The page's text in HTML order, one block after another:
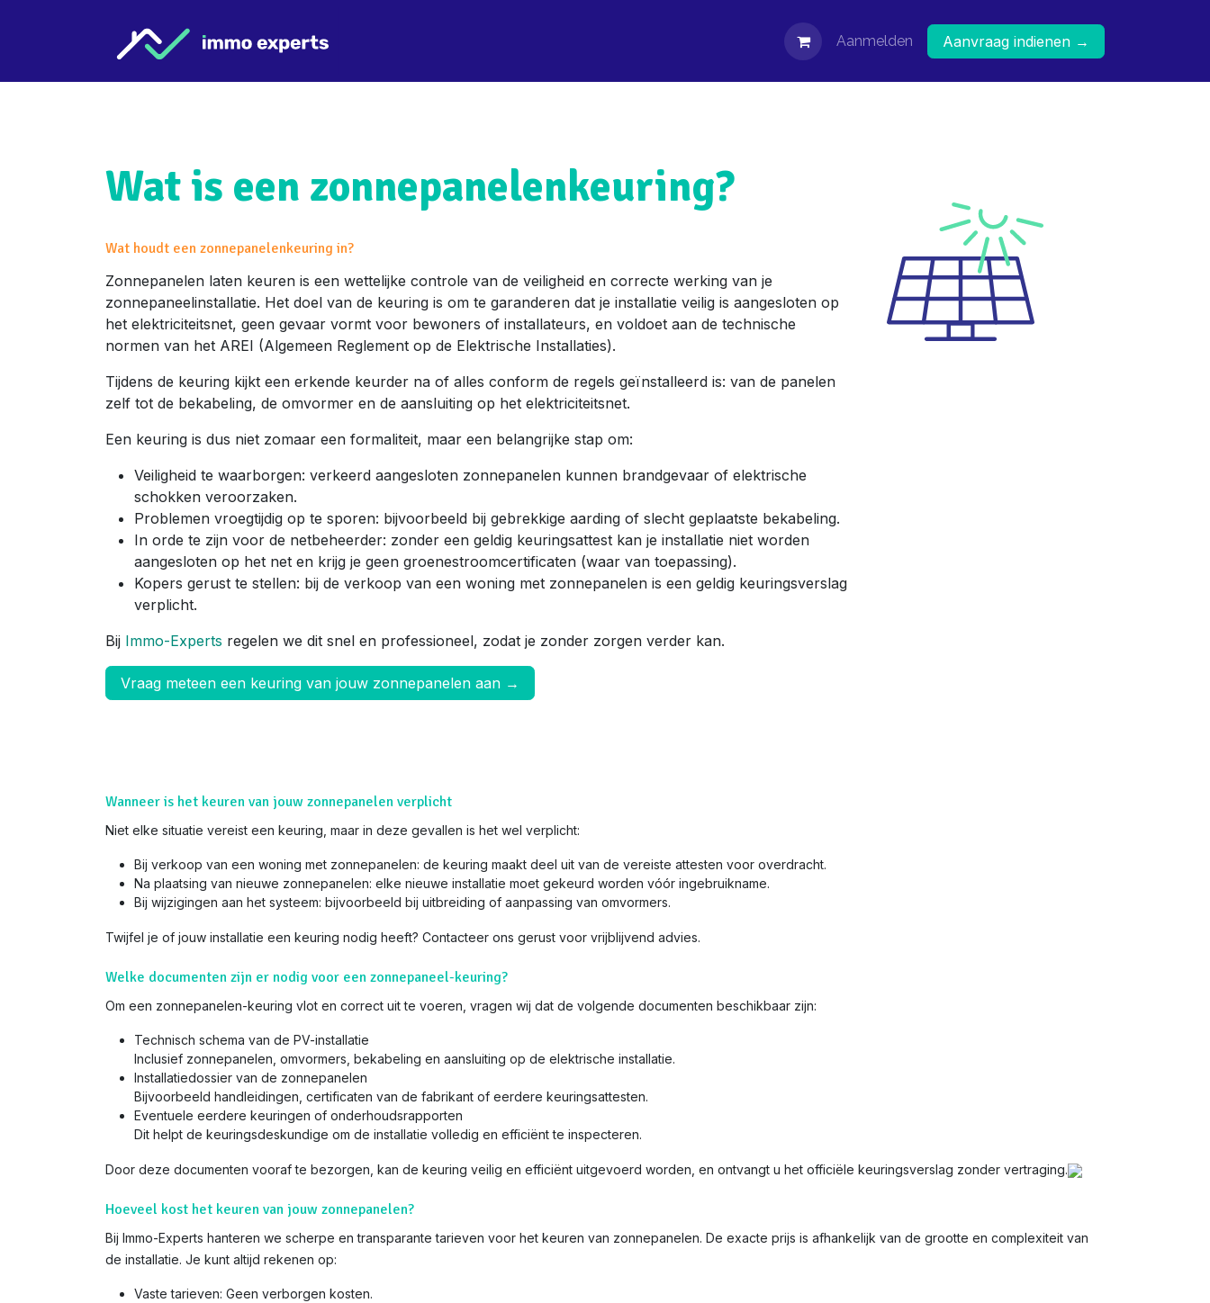
Contact Aanmelden Aanvraag indienen →
Wat is een zonnepanelenkeuring?
Wat houdt een zonnepanelenkeuring in?
Zonnepanelen laten keuren is een wettelijke controle van de veiligheid en correcte werking van je
zonnepaneelinstallatie. Het doel van de keuring is om te garanderen dat je installatie veilig is aangesloten op
het elektriciteitsnet, geen gevaar vormt voor bewoners of installateurs, en voldoet aan de technische
normen van het AREI (Algemeen Reglement op de Elektrische Installaties).
Tijdens de keuring kijkt een erkende keurder na of alles conform de regels geïnstalleerd is: van de panelen
zelf tot de bekabeling, de omvormer en de aansluiting op het elektriciteitsnet.
Een keuring is dus niet zomaar een formaliteit, maar een belangrijke stap om:
Veiligheid te waarborgen: verkeerd aangesloten zonnepanelen kunnen brandgevaar of elektrische
schokken veroorzaken.
Problemen vroegtijdig op te sporen: bijvoorbeeld bij gebrekkige aarding of slecht geplaatste bekabeling.
In orde te zijn voor de netbeheerder: zonder een geldig keuringsattest kan je installatie niet worden
aangesloten op het net en krijg je geen groenestroomcertificaten (waar van toepassing).
Kopers gerust te stellen: bij de verkoop van een woning met zonnepanelen is een geldig keuringsverslag
verplicht.
Bij Immo-Experts regelen we dit snel en professioneel, zodat je zonder zorgen verder kan.
Vraag meteen een keuring van jouw zonnepanelen aan →
Wanneer is het keuren van jouw zonnepanelen verplicht
Niet elke situatie vereist een keuring, maar in deze gevallen is het wel verplicht:
Bij verkoop van een woning met zonnepanelen: de keuring maakt deel uit van de vereiste attesten voor overdracht.
Na plaatsing van nieuwe zonnepanelen: elke nieuwe installatie moet gekeurd worden vóór ingebruikname.
Bij wijzigingen aan het systeem: bijvoorbeeld bij uitbreiding of aanpassing van omvormers.
Twijfel je of jouw installatie een keuring nodig heeft? Contacteer ons gerust voor vrijblijvend advies.
Welke documenten zijn er nodig voor een zonnepaneel-keuring?
Om een zonnepanelen-keuring vlot en correct uit te voeren, vragen wij dat de volgende documenten beschikbaar zijn:
Technisch schema van de PV-installatie
Inclusief zonnepanelen, omvormers, bekabeling en aansluiting op de elektrische installatie.
Installatiedossier van de zonnepanelen
Bijvoorbeeld handleidingen, certificaten van de fabrikant of eerdere keuringsattesten.
Eventuele eerdere keuringen of onderhoudsrapporten
Dit helpt de keuringsdeskundige om de installatie volledig en efficiënt te inspecteren.
Door deze documenten vooraf te bezorgen, kan de keuring veilig en efficiënt uitgevoerd worden, en ontvangt u het officiële keuringsverslag zonder vertraging.
Hoeveel kost het keuren van jouw zonnepanelen?
Bij Immo-Experts hanteren we scherpe en transparante tarieven voor het keuren van zonnepanelen. De exacte prijs is afhankelijk van de grootte en complexiteit van
de installatie. Je kunt altijd rekenen op:
Vaste tarieven: Geen verborgen kosten.